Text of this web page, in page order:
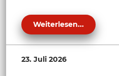
Weiterlesen...
23. Juli 2026